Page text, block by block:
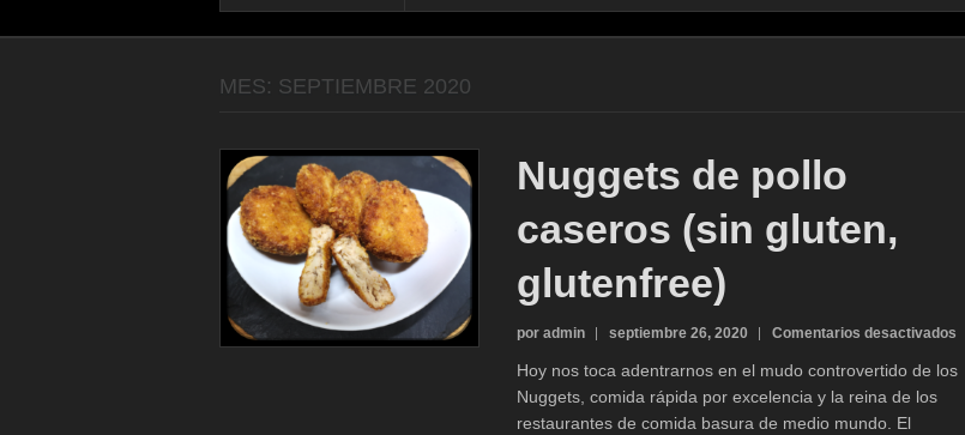
MES: SEPTIEMBRE 2020
Nuggets de pollo
caseros (sin gluten,
glutenfree)
por admin septiembre 26, 2020 Comentarios desactivadosen
de
Hoy nos toca adentrarnos en el mudo controvertido de los
Nuggets, comida rápida por excelencia y la reina de los
restaurantes de comida basura de medio mundo. El